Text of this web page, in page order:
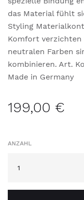
das Material fühlt
Styling
Komfort
neutralen Farben
kombinieren. Art.
Made in Germany
199,00 €
ANZAHL